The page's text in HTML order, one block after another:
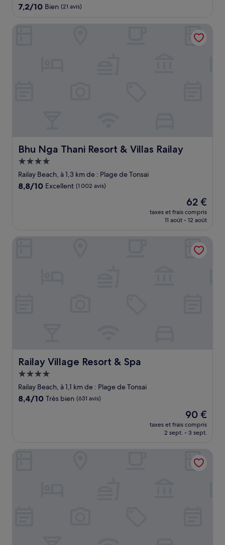
7.2
10,
7,2/10 Bien (21 avis)
Bhu Nga Thani Resort & Villas Railay
Bhu Nga Thani Resort & Villas Railay
Hébergement
4.0 étoiles
Railay Beach, à 1,3 km de : Plage de Tonsai
8.8
8,8/10 Excellent (1 002 avis)
Le
nouveau
prix
de
62 €
62 €
taxes et frais compris
11 août - 12 août
Railay Village Resort & Spa
Railay Village Resort & Spa
Hébergement
4.0 étoiles
Railay Beach, à 1,1 km de : Plage de Tonsai
8.4
8,4/10 Très bien (631 avis)
Le
nouveau
prix
de
90 €
90 €
taxes et frais compris
2 sept. - 3 sept.